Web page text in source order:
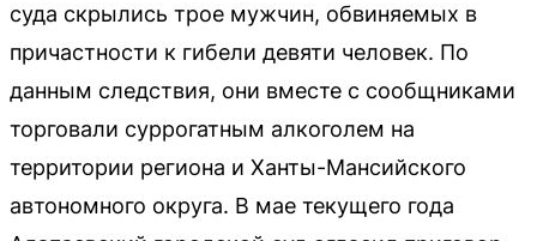
суда скрылись трое мужчин, обвиняемых в
причастности к гибели девяти человек. По
данным следствия, они вместе с сообщниками
торговали суррогатным алкоголем на
территории региона и Ханты-Мансийского
автономного округа. В мае текущего года